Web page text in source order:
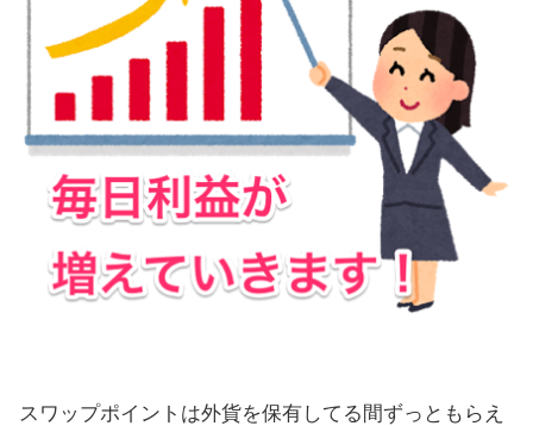
スワップポイントは外貨を保有してる間ずっともらえ